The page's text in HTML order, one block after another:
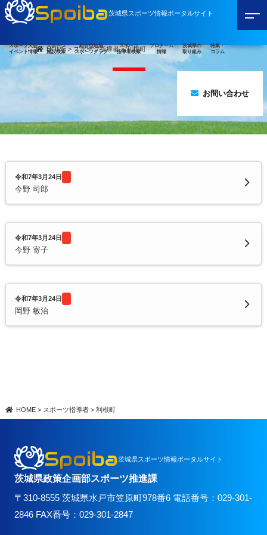
Spoiba茨城県スポーツ情報ポータルサイト
スポーツ大会
イベント情報
スポーツ
施設検索
総合型地域
スポーツクラブ
スポーツ
指導者検索
プロチーム
情報
茨城県の
取り組み
特集・
コラム
お問い合わせ
HOME>スポーツ指導者>利根町
令和7年3月24日
今野 司郎
令和7年3月24日
今野 寄子
令和7年3月24日
岡野 敏治
HOME > スポーツ指導者 >利根町
Spoiba茨城県スポーツ情報ポータルサイト
茨城県政策企画部スポーツ推進課
〒310-8555 茨城県水戸市笠原町978番6 電話番号：029-301-
2846 FAX番号：029-301-2847